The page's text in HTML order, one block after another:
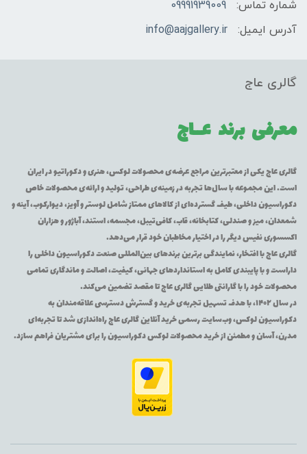
شماره تماس:
09991939009
آدرس ایمیل:
info@aajgallery.ir
گالری عاج
معرفی برند عــاج
گالری عاج یکی از معتبرترین مراجع عرضه‌ی محصولات لوکس، هنری و دکوراتیو در ایران
است. این مجموعه با سال‌ها تجربه در زمینه‌ی طراحی، تولید و ارائه‌ی محصولات خاص
دکوراسیون داخلی، طیف گسترده‌ای از کالاهای ممتاز شامل لوستر و آویز، دیوارکوب، آینه و
شمعدان، میز و صندلی، کتابخانه، قاب، کافی‌تیبل، مجسمه، استند، آباژور و هزاران
اکسسوری نفیس دیگر را در اختیار مخاطبان خود قرار می‌دهد.
گالری عاج با افتخار، نمایندگی برترین برندهای بین‌المللی صنعت دکوراسیون داخلی را
داراست و با پایبندی کامل به استانداردهای جهانی، کیفیت، اصالت و ماندگاری تمامی
محصولات خود را با گارانتی طلایی گالری عاج تا مقصد تضمین می‌کند.
در سال ۱۴۰۲، با هدف تسهیل تجربه‌ی خرید و گسترش دسترسی علاقه‌مندان به
دکوراسیون لوکس، وب‌سایت رسمی خرید آنلاین گالری عاج راه‌اندازی شد تا تجربه‌ای
مدرن، آسان و مطمئن از خرید محصولات لوکس دکوراسیون را برای مشتریان فراهم سازد.